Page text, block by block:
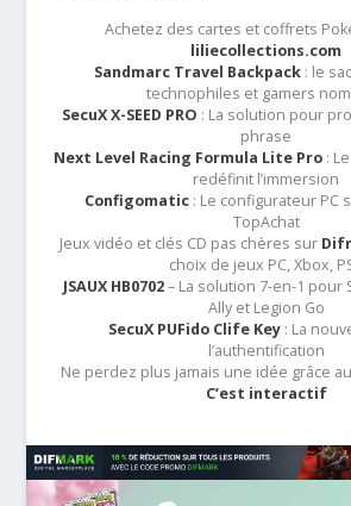
Achetez des cartes et coffrets
liliecollections.com
Sandmarc Travel Backpack : le
technophiles et gamers
SecuX X-SEED PRO : La solution pour
phrase
Next Level Racing Formula Lite Pro:
redéfinit l’immersion
Configomatic: Le configurateur PC
TopAchat
Jeux vidéo et clés CD pas chères sur
choix de jeux PC, Xbox,
JSAUX HB0702– La solution 7-en-1 pour
Ally et Legion Go
SecuX PUFido Clife Key : La
l’authentification
Ne perdez plus jamais une idée grâce au
C’est interactif